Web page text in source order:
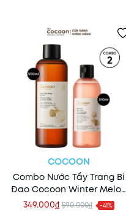
COCOON
Combo Nước Tẩy Trang Bí
Đao Cocoon Winter Melon
Micellar Water 500ml +
Nước Hoa Hồng Sen Hậu
349.000₫ 590.000₫ -41%